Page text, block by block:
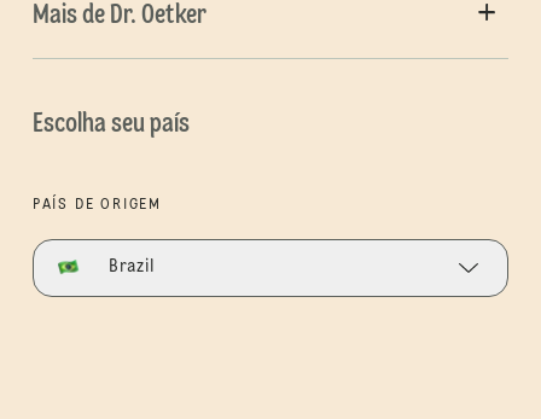
Mais de Dr. Oetker
Escolha seu país
PAÍS DE ORIGEM
Brazil